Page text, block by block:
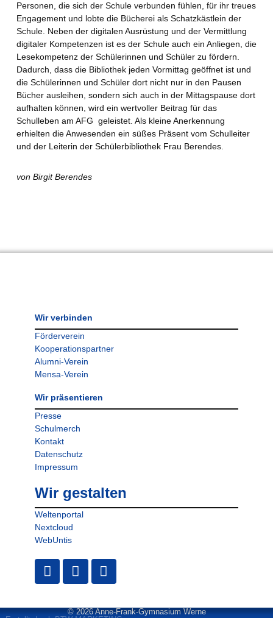
Personen, die sich der Schule verbunden fühlen, für ihr treues
Engagement und lobte die Bücherei als Schatzkästlein der
Schule. Neben der digitalen Ausrüstung und der Vermittlung
digitaler Kompetenzen ist es der Schule auch ein Anliegen, die
Lesekompetenz der Schülerinnen und Schüler zu fördern.
Dadurch, dass die Bibliothek jeden Vormittag geöffnet ist und
die Schülerinnen und Schüler dort nicht nur in den Pausen
Bücher ausleihen, sondern sich auch in der Mittagspause dort
aufhalten können, wird ein wertvoller Beitrag für das
Schulleben am AFG geleistet. Als kleine Anerkennung
erhielten die Anwesenden ein süßes Präsent vom Schulleiter
und der Leiterin der Schülerbibliothek Frau Berendes.
von Birgit Berendes
Wir verbinden
Förderverein
Kooperationspartner
Alumni-Verein
Mensa-Verein
Wir präsentieren
Presse
Schulmerch
Kontakt
Datenschutz
Impressum
Wir gestalten
Weltenportal
Nextcloud
WebUntis
© 2026 Anne-Frank-Gymnasium Werne